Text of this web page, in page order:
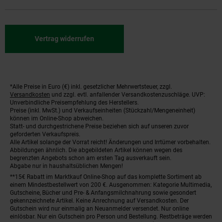
Vertrag widerrufen
Fußnoten
*Alle Preise in Euro (€) inkl. gesetzlicher Mehrwertsteuer, zzgl.
Versandkosten und zzgl. evtl. anfallender Versandkostenzuschläge. UVP:
Unverbindliche Preisempfehlung des Herstellers.
Preise (inkl. MwSt.) und Verkaufseinheiten (Stückzahl/Mengeneinheit)
können im Online-Shop abweichen.
Statt- und durchgestrichene Preise beziehen sich auf unseren zuvor
geforderten Verkaufspreis.
Alle Artikel solange der Vorrat reicht! Änderungen und Irrtümer vorbehalten.
Abbildungen ähnlich. Die abgebildeten Artikel können wegen des
begrenzten Angebots schon am ersten Tag ausverkauft sein.
Abgabe nur in haushaltsüblichen Mengen!
**15€ Rabatt im Marktkauf Online-Shop auf das komplette Sortiment ab
einem Mindestbestellwert von 200 €. Ausgenommen: Kategorie Multimedia,
Gutscheine, Bücher und Pre- & Anfangsmilchnahrung sowie gesondert
gekennzeichnete Artikel. Keine Anrechnung auf Versandkosten. Der
Gutschein wird nur einmalig an Neuanmelder versendet. Nur online
einlösbar. Nur ein Gutschein pro Person und Bestellung. Restbeträge werden